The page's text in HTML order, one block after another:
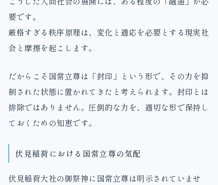
要です。
厳格すぎる秩序原理は、変化と適応を必要とする現実社
会と摩擦を起こします。
だからこそ国常立尊は「封印」という形で、その力を抑
制された状態に置かれてきたと考えられます。封印とは
排除ではありません。圧倒的な力を、適切な形で保持し
ておくための知恵です。
伏見稲荷における国常立尊の気配
伏見稲荷大社の御祭神に国常立尊は明示されていませ